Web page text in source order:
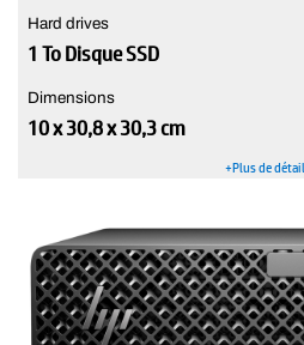
Hard drives
1 To Disque SSD
Dimensions
10 x 30,8 x 30,3 cm
+Plus de